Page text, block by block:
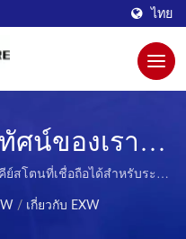
ไทย
น์ของเรา |
อของเครือ
อร์ RJ45 ขั้น
สโตนที่เชื่อถือได้สำหรับระบบ
รงสร้าง
/ เกี่ยวกับ EXW